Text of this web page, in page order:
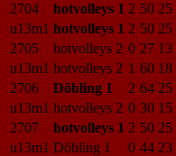
2704
hotvolleys 1 2 50 25
u13m1 hotvolleys 1 2 50 25
2705
hotvolleys 2 0 27 13
u13m1 hotvolleys 2 1 60 18
2706
Döbling 1 2 64 25
u13m1 hotvolleys 2 0 30 15
2707
hotvolleys 1 2 50 25
u13m1 Döbling 1 0 44 23